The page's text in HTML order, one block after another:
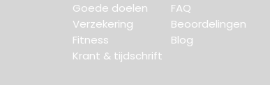
Goede doelen
Verzekering
Fitness
Krant & tijdschrift
FAQ
Beoordelingen
Blog